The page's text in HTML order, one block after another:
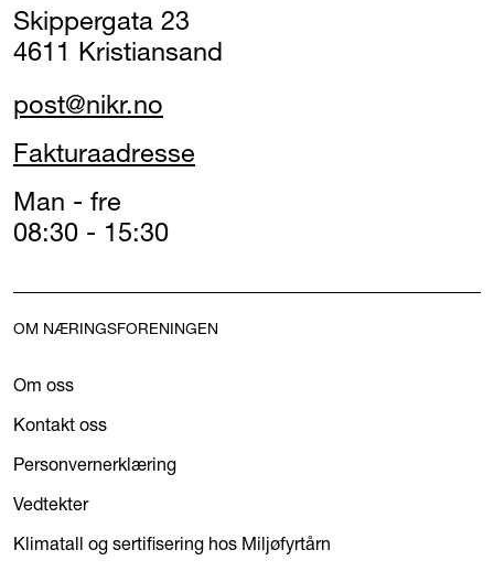
Skippergata 23
4611 Kristiansand
post@nikr.no
Fakturaadresse
Man - fre
08:30 - 15:30
OM NÆRINGSFORENINGEN
Om oss
Kontakt oss
Personvernerklæring
Vedtekter
Klimatall og sertifisering hos Miljøfyrtårn